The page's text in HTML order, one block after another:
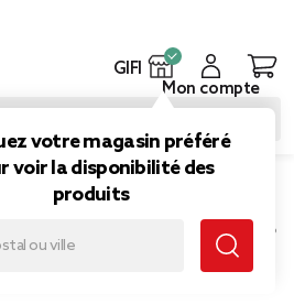
GIFI
votre magasin préféré
voir la disponibilité des
produits
Mon compte
mix 35 pièces